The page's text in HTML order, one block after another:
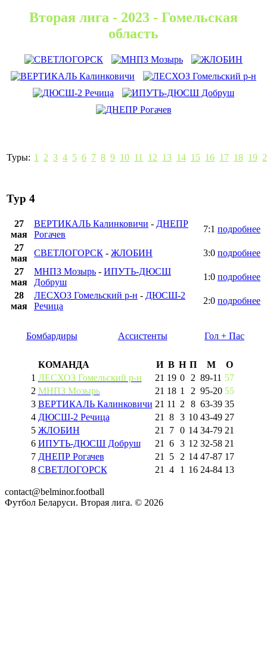
Вторая лига - 2023 - Гомельская
область
Туры: 1 2 3 4 5 6 7 8 9 10 11 12 13 14 15 16 17 18 19
Тур 4
27
мая
ВЕРТИКАЛЬ Калинковичи - ДНЕПР
Рогачев
7:1 подробнее
27
мая
СВЕТЛОГОРСК - ЖЛОБИН 3:0 подробнее
27
мая
МНПЗ Мозырь - ИПУТЬ-ДЮСШ
Добруш
1:0 подробнее
28
мая
ЛЕСХОЗ Гомельский р-н - ДЮСШ-2
Речица
2:0 подробнее
Бомбардиры Ассистенты Гол + Пас
КОМАНДА И В Н П М
О
1 ЛЕСХОЗ Гомельский р-н 21 19 0 2 89-11 57
2 МНПЗ Мозырь 21 18 1 2 95-20 55
3 ВЕРТИКАЛЬ Калинковичи 21 11 2 8 63-39 35
4 ДЮСШ-2 Речица 21 8 3 10 43-49 27
5 ЖЛОБИН 21 7 0 14 34-79 21
6 ИПУТЬ-ДЮСШ Добруш 21 6 3 12 32-58 21
7 ДНЕПР Рогачев 21 5 2 14 47-87 17
8 СВЕТЛОГОРСК 21 4 1 16 24-84 13
contact@belminor.football
Футбол Беларуси. Вторая лига. © 2026